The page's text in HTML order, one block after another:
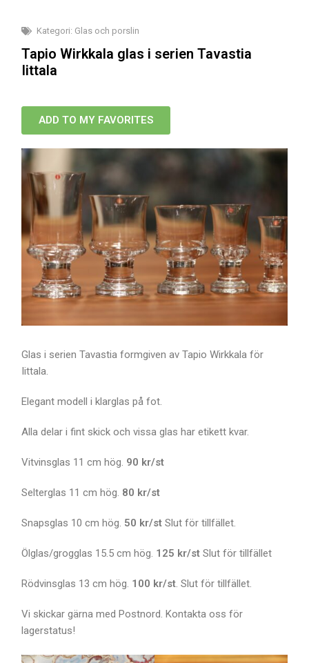
Kategori: Glas och porslin
Tapio Wirkkala glas i serien Tavastia
Iittala
ADD TO MY FAVORITES
Glas i serien Tavastia formgiven av Tapio Wirkkala för
Iittala.
Elegant modell i klarglas på fot.
Alla delar i fint skick och vissa glas har etikett kvar.
Vitvinsglas 11 cm hög. 90 kr/st
Selterglas 11 cm hög. 80 kr/st
Snapsglas 10 cm hög. 50 kr/st Slut för tillfället.
Ölglas/grogglas 15.5 cm hög. 125 kr/st Slut för tillfället
Rödvinsglas 13 cm hög. 100 kr/st. Slut för tillfället.
Vi skickar gärna med Postnord. Kontakta oss för
lagerstatus!